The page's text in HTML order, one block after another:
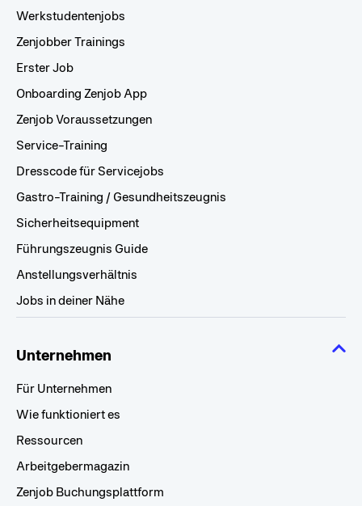
Werkstudentenjobs
Zenjobber Trainings
Erster Job
Onboarding Zenjob App
Zenjob Voraussetzungen
Service-Training
Dresscode für Servicejobs
Gastro-Training / Gesundheitszeugnis
Sicherheitsequipment
Führungszeugnis Guide
Anstellungsverhältnis
Jobs in deiner Nähe
Unternehmen
Für Unternehmen
Wie funktioniert es
Ressourcen
Arbeitgebermagazin
Zenjob Buchungsplattform